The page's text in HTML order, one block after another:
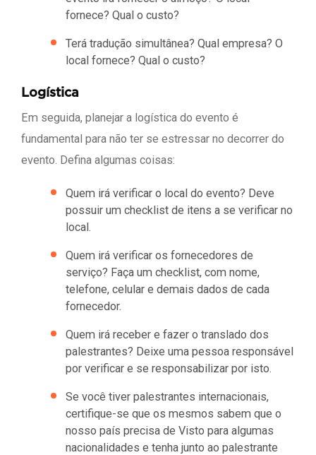
fornece? Qual o custo?
Terá tradução simultânea? Qual empresa? O
local fornece? Qual o custo?
Logística
Em seguida, planejar a logística do evento é
fundamental para não ter se estressar no decorrer do
evento. Defina algumas coisas:
Quem irá verificar o local do evento? Deve
possuir um checklist de itens a se verificar no
local.
Quem irá verificar os fornecedores de
serviço? Faça um checklist, com nome,
telefone, celular e demais dados de cada
fornecedor.
Quem irá receber e fazer o translado dos
palestrantes? Deixe uma pessoa responsável
por verificar e se responsabilizar por isto.
Se você tiver palestrantes internacionais,
certifique-se que os mesmos sabem que o
nosso país precisa de Visto para algumas
nacionalidades e tenha junto ao palestrante